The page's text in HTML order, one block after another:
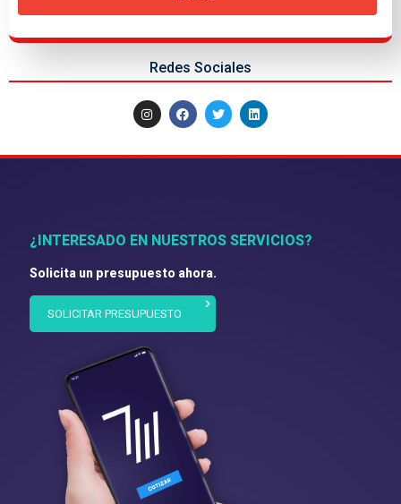
Redes Sociales
¿INTERESADO EN NUESTROS SERVICIOS?
Solicita un presupuesto ahora.
SOLICITAR PRESUPUESTO